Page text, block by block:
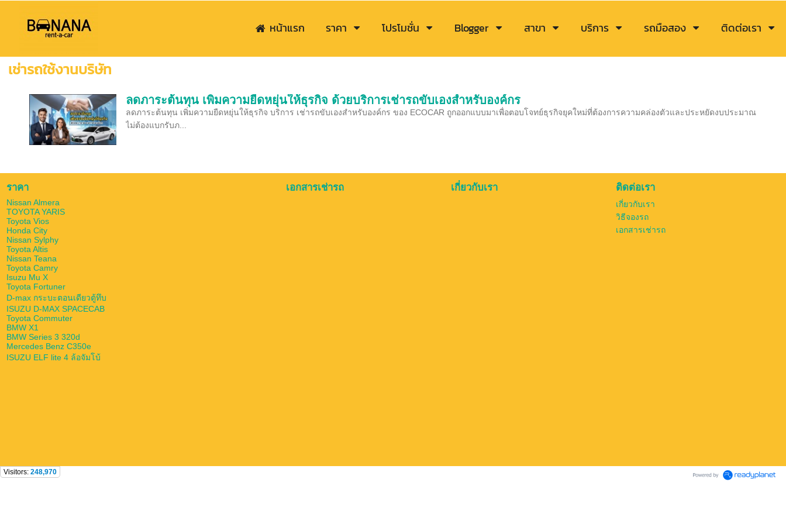
หน้าแรก ราคา โปรโมชั่น Blogger สาขา บริการ รถมือสอง ติดต่อเรา
เช่ารถใช้งานบริษัท
ลดภาระต้นทุน เพิ่มความยืดหยุ่นให้ธุรกิจ ด้วยบริการเช่ารถขับเองสำหรับองค์กร
ลดภาระต้นทุน เพิ่มความยืดหยุ่นให้ธุรกิจ บริการ เช่ารถขับเองสำหรับองค์กร ของ ECOCAR ถูกออกแบบมาเพื่อตอบโจทย์ธุรกิจยุคใหม่ที่ต้องการความคล่องตัวและประหยัดงบประมาณ
ไม่ต้องแบกรับภ...
ราคา
Nissan Almera
TOYOTA YARIS
Toyota Vios
Honda City
Nissan Sylphy
Toyota Altis
Nissan Teana
Toyota Camry
Isuzu Mu X
Toyota Fortuner
D-max กระบะตอนเดียวตู้ทึบ
ISUZU D-MAX SPACECAB
Toyota Commuter
BMW X1
BMW Series 3 320d
Mercedes Benz C350e
ISUZU ELF lite 4 ล้อจัมโบ้
เอกสารเช่ารถ เกี่ยวกับเรา ติดต่อเรา
เกี่ยวกับเรา
วิธีจองรถ
เอกสารเช่ารถ
Visitors: 248,970